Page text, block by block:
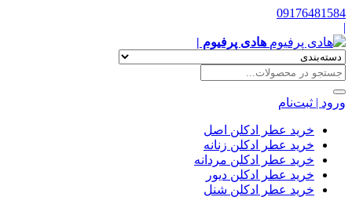
09176481584
|
هادی پرفیوم |
ورود | ثبت‌نام
خرید عطر ادکلن اصل
خرید عطر ادکلن زنانه
خرید عطر ادکلن مردانه
خرید عطر ادکلن دیور
خرید عطر ادکلن شنل